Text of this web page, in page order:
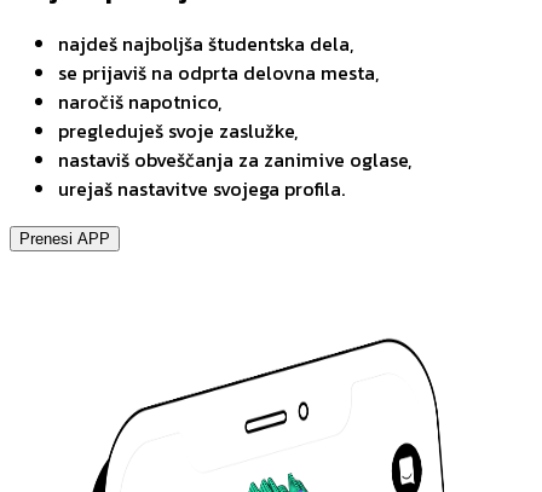
najdeš najboljša študentska dela,
se prijaviš na odprta delovna mesta,
naročiš napotnico,
pregleduješ svoje zaslužke,
nastaviš obveščanja za zanimive oglase,
urejaš nastavitve svojega profila.
Prenesi APP